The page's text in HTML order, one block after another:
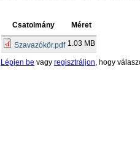
Csatolmány Méret
Szavazókör.pdf 1.03 MB
Lépjen be vagy regisztráljon , hogy